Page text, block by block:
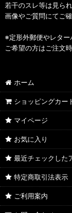
若干のスレ等は見られ
画像やご質問にてご確
※定形外郵便やレター
ご希望の方はご注文
ホーム
ショッピングカー
マイページ
お気に入り
最近チェックした
特定商取引法表示
ご利用案内